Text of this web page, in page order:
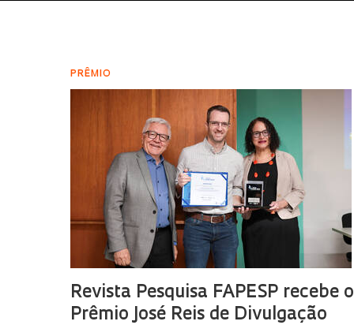
PRÊMIO
Revista Pesquisa FAPESP recebe o
Prêmio José Reis de Divulgação